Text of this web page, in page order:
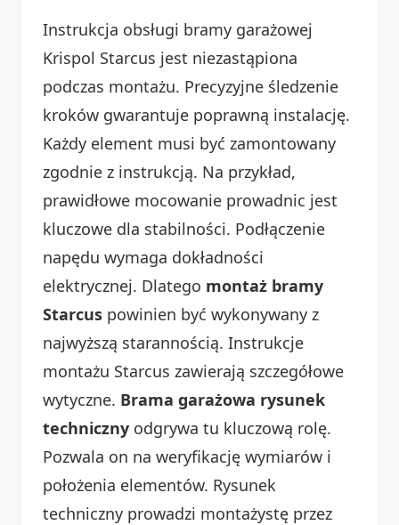
Instrukcja obsługi bramy garażowej
Krispol Starcus jest niezastąpiona
podczas montażu. Precyzyjne śledzenie
kroków gwarantuje poprawną instalację.
Każdy element musi być zamontowany
zgodnie z instrukcją. Na przykład,
prawidłowe mocowanie prowadnic jest
kluczowe dla stabilności. Podłączenie
napędu wymaga dokładności
elektrycznej. Dlatego montaż bramy
Starcus powinien być wykonywany z
najwyższą starannością. Instrukcje
montażu Starcus zawierają szczegółowe
wytyczne. Brama garażowa rysunek
techniczny odgrywa tu kluczową rolę.
Pozwala on na weryfikację wymiarów i
położenia elementów. Rysunek
techniczny prowadzi montażystę przez